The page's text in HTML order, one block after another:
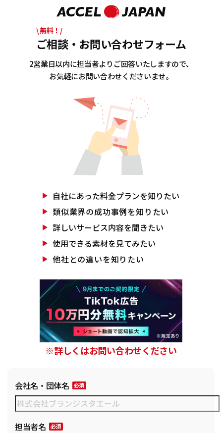
\ 無料！/
ご相談・お問い合わせフォーム
2営業日以内に担当者よりご回答いたしますので、
お気軽にお問い合わせくださいませ。
自社にあった料金プランを知りたい
類似業界の成功事例を知りたい
詳しいサービス内容を聞きたい
使用できる素材を見てみたい
他社との違いを知りたい
※詳しくはお問い合わせください
会社名・団体名
担当者名